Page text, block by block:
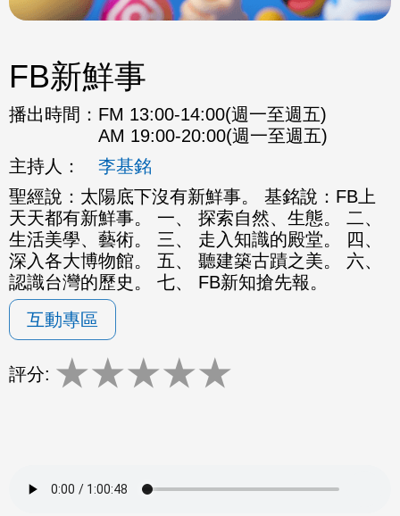
FB新鮮事
播出時間： FM 13:00-14:00(週一至週五)
AM 19:00-20:00(週一至週五)
主持人：
李基銘
聖經說：太陽底下沒有新鮮事。 基銘說：FB上
天天都有新鮮事。 一、 探索自然、生態。 二、
生活美學、藝術。 三、 走入知識的殿堂。 四、
深入各大博物館。 五、 聽建築古蹟之美。 六、
認識台灣的歷史。 七、 FB新知搶先報。
互動專區
評分: ★★★★★